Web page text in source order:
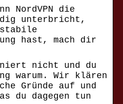
NordVPN die
unterbricht,
hast, mach dir
nicht und du
warum. Wir klären
Gründe auf und
du dagegen tun